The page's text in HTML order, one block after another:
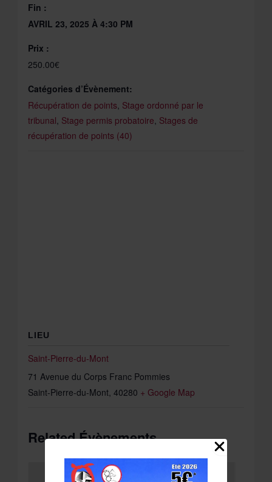
Fin :
AVRIL 23, 2025 À 4:30 PM
Prix :
250.00€
Catégories d’Évènement:
Récupération de points Stage ordonné par le
tribunal Stage permis probatoire Stages de
récupération de points (40)
LIEU
Saint-Pierre-du-Mont
71 Avenue du Corps Franc Pommies
Saint-Pierre-du-Mont 40280 + Google Map
Related Évènements